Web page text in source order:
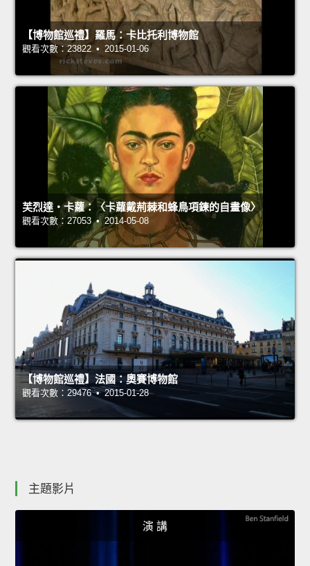
【博物館巡禮】羅馬：卡比托利博物館
觀看次數：23822 • 2015-01-06
芙烈達‧卡蘿：〈卡蘿戴荊棘和蜂鳥項鍊的自畫像〉
觀看次數：27053 • 2014-05-08
【博物館巡禮】法國：奧賽博物館
觀看次數：29476 • 2015-01-28
主題影片
演 講